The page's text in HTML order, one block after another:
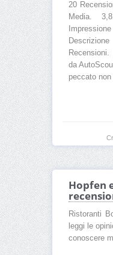
20
Media.
da
peccato
Hopfen
Ristoranti
leggi le
conoscere